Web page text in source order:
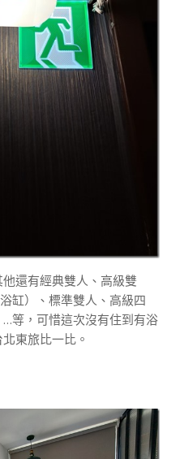
還有經典雙人、高級雙
缸）、標準雙人、高級四
等，可惜這次沒有住到有浴
東旅比一比。